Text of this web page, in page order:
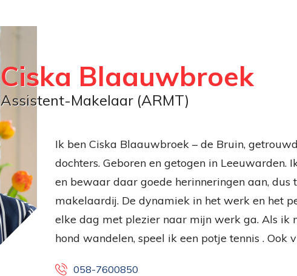
Ciska Blaauwbroek
Assistent-Makelaar (ARMT)
Ik ben Ciska Blaauwbroek – de Bruin,
dochters. Geboren en getogen in
en bewaar daar goede herinneringen aan, dus
makelaardij. De dynamiek in het werk en het
elke dag met plezier naar mijn werk ga. Als ik
hond wandelen, speel ik een potje tennis . Ook
058-7600850